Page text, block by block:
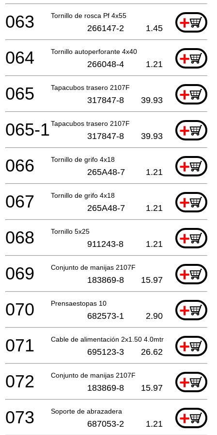
Tornillo de rosca Pf 4x55 +
063 266147-2 1.45
Tornillo autoperforante 4x40 +
064 266048-4 1.21
Tapacubos trasero 2107F +
065 317847-8 39.93
Tapacubos trasero 2107F +
065-1 317847-8 39.93
Tornillo de grifo 4x18 +
066 265A48-7 1.21
Tornillo de grifo 4x18 +
067 265A48-7 1.21
Tornillo 5x25 +
068 911243-8 1.21
Conjunto de manijas 2107F +
069 183869-8 15.97
Prensaestopas 10 +
070 682573-1 2.90
Cable de alimentación 2x1.50 4.0mtr +
071 695123-3 26.62
Conjunto de manijas 2107F +
072 183869-8 15.97
Soporte de abrazadera +
073 687053-2 1.21